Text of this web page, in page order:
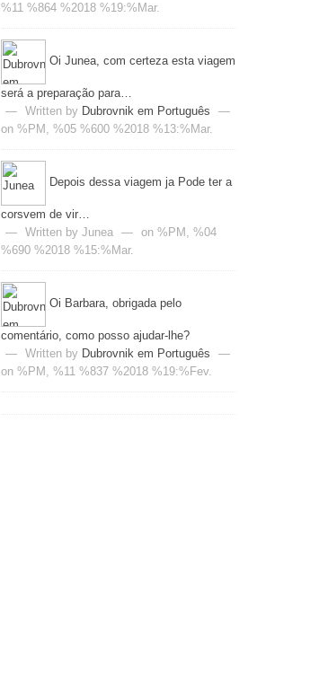
%11 %864 %2018 %19:%Mar.
Oi Junea, com certeza esta viagem
será a preparação para…
—
Written by Dubrovnik em Português
—
on %PM, %05 %600 %2018 %13:%Mar.
Depois dessa viagem ja Pode ter a
corsvem de vir…
—
Written by Junea —
on %PM, %04
%690 %2018 %15:%Mar.
Oi Barbara, obrigada pelo
comentário, como posso ajudar-lhe?
—
Written by Dubrovnik em Português
—
on %PM, %11 %837 %2018 %19:%Fev.